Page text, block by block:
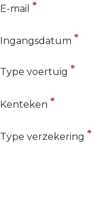
E-mail
Ingangsdatum
Type voertuig
Kenteken
Type verzekering